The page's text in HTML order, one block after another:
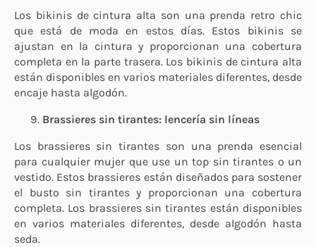
Los bikinis de cintura alta son una prenda retro chic
que está de moda en estos días. Estos bikinis se
ajustan en la cintura y proporcionan una cobertura
completa en la parte trasera. Los bikinis de cintura alta
están disponibles en varios materiales diferentes, desde
encaje hasta algodón.
Brassieres sin tirantes: lencería sin líneas
Los brassieres sin tirantes son una prenda esencial
para cualquier mujer que use un top sin tirantes o un
vestido. Estos brassieres están diseñados para sostener
el busto sin tirantes y proporcionan una cobertura
completa. Los brassieres sin tirantes están disponibles
en varios materiales diferentes, desde algodón hasta
seda.